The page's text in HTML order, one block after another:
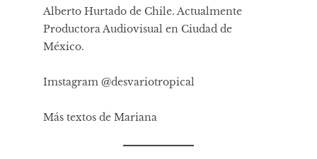
Alberto Hurtado de Chile. Actualmente
Productora Audiovisual en Ciudad de
México.
Imstagram @desvariotropical
Más textos de Mariana